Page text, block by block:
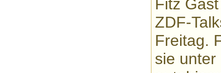
Fitz
ZDF-
Freitag.
sie unter